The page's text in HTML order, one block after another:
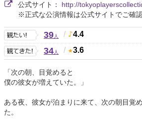
公式サイト： http://
※正式な公演情報は公式サイトでご確認
39人 / 4.4
34人 / 3.6
「次の朝、目覚めると
僕の彼女が増えていた。」
ある夜、彼女が泊まりに来て、次の朝目覚
た。